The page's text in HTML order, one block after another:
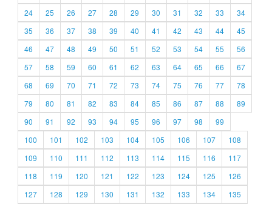
24
25 26 27 28 29 30 31 32 33
34
35
36 37 38 39 40 41 42 43 44
45
46
47 48 49 50 51 52 53 54 55
56
57
58 59 60 61 62 63 64 65 66
67
68
69 70 71 72 73 74 75 76 77
78
79
80 81 82 83 84 85 86 87 88
89
90
91 92 93 94 95 96 97 98
99
100
101 102 103 104 105 106 107
108
109
110 111 112 113 114 115 116
117
118
119 120 121 122 123 124 125
126
127
128 129 130 131 132 133 134
135